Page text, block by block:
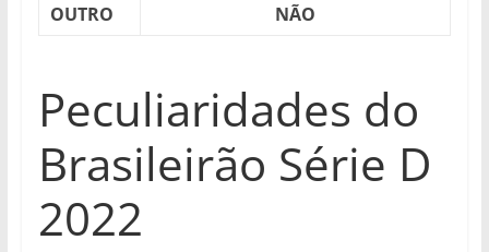
OUTRO
NÃO
Peculiaridades do
Brasileirão Série D
2022